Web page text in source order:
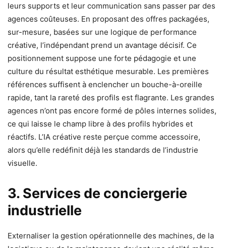
leurs supports et leur communication sans passer par des
agences coûteuses. En proposant des offres packagées,
sur-mesure, basées sur une logique de performance
créative, l’indépendant prend un avantage décisif. Ce
positionnement suppose une forte pédagogie et une
culture du résultat esthétique mesurable. Les premières
références suffisent à enclencher un bouche-à-oreille
rapide, tant la rareté des profils est flagrante. Les grandes
agences n’ont pas encore formé de pôles internes solides,
ce qui laisse le champ libre à des profils hybrides et
réactifs. L’IA créative reste perçue comme accessoire,
alors qu’elle redéfinit déjà les standards de l’industrie
visuelle.
3. Services de conciergerie
industrielle
Externaliser la gestion opérationnelle des machines, de la